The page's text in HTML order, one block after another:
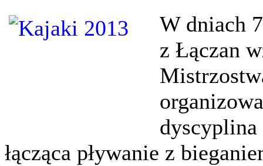
W dniach
z Łączan
łącząca pływanie z